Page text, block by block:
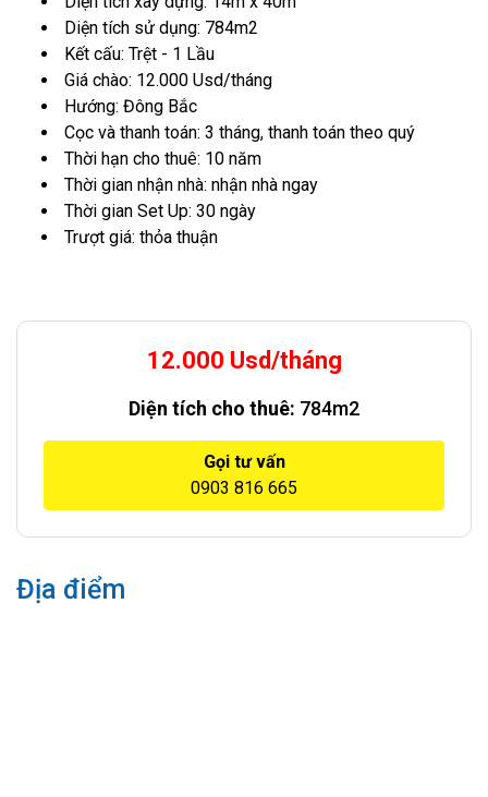
Diện tích sử dụng: 784m2
Kết cấu: Trệt - 1 Lầu
Giá chào: 12.000 Usd/tháng
Hướng: Đông Bắc
Cọc và thanh toán: 3 tháng, thanh toán theo quý
Thời hạn cho thuê: 10 năm
Thời gian nhận nhà: nhận nhà ngay
Thời gian Set Up: 30 ngày
Trượt giá: thỏa thuận
12.000 Usd/tháng
Diện tích cho thuê: 784m2
Gọi tư vấn
0903 816 665
Địa điểm